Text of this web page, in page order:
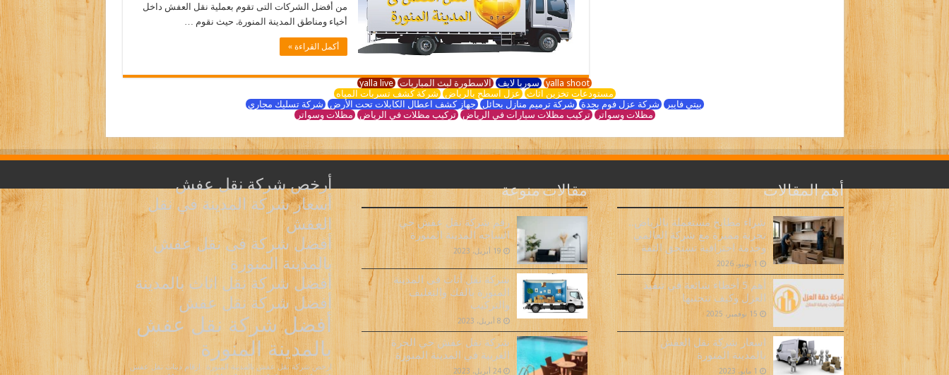
من أفضل الشركات التى تقوم بعملية نقل العفش داخل
أخياء ومناطق المدينة المنورة. حيث نقوم …
أكمل القراءة »
yalla shoot سوريا لايف الاسطورة لبث المباريات yalla live
مستودعات تخزين اثاث عزل اسطح بالرياض شركة كشف تسربات المياه
بيتي فايبر شركة عزل فوم بجدة شركة ترميم منازل بحائل جهاز كشف اعطال الكابلات تحت الأرض شركة تسليك مجاري
مظلات وسواتر تركيب مظلات سيارات في الرياض تركيب مظلات في الرياض مظلات وسواتر
أهم المقالات
شراء مطابخ مستعملة بالرياض..
تجربة مميزة مع شركة العالمي
وخدمة احترافية تستحق الثقة
1 يونيو، 2026
أهم 5 أخطاء شائعة في تنفيذ
العزل وكيف تتجنبها
15 نوفمبر، 2025
اسعار شركة نقل العفش
بالمدينة المنورة
1 مايو، 2023
مقالات منوعة
رقم شركة نقل عفش حي
الساحه المدينة المنورة
19 أبريل، 2023
شركة نقل أثاث فى المدينة
المنورة بالفك والتغليف
والتركيب
8 أبريل، 2023
شركة نقل عفش حي الحرة
الغربية في المدينة المنورة
24 أبريل، 2023
أرخص شركة نقل عفش
أسعار شركة المدينة في نقل
العفش
أفضل شركة فى نقل عفش
بالمدينة المنورة
أفضل شركة نقل اثاث بالمدينة
أفضل شركة نقل عفش
أفضل شركة نقل عفش
بالمدينة المنورة
ارخص شركة نقل عفش بالمدينة المنورة ارقام دينات نقل عفش